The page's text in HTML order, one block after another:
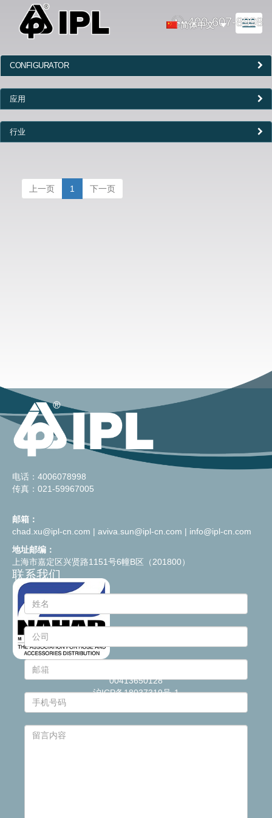
400-607-8998
简体中文
CONFIGURATOR
应用
行业
上一页 1 下一页
电话：4006078998
传真：021-59967005
邮箱：
chad.xu@ipl-cn.com | aviva.sun@ipl-cn.com | info@ipl-cn.com
地址邮编：
上海市嘉定区兴贤路1151号6幢B区（201800）
联系我们
© 2021
00413650128
沪ICP备18037319号-1